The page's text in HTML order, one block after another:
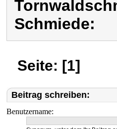
Schmiede:
Seite: [1]
Beitrag schreiben:
Benutzername: